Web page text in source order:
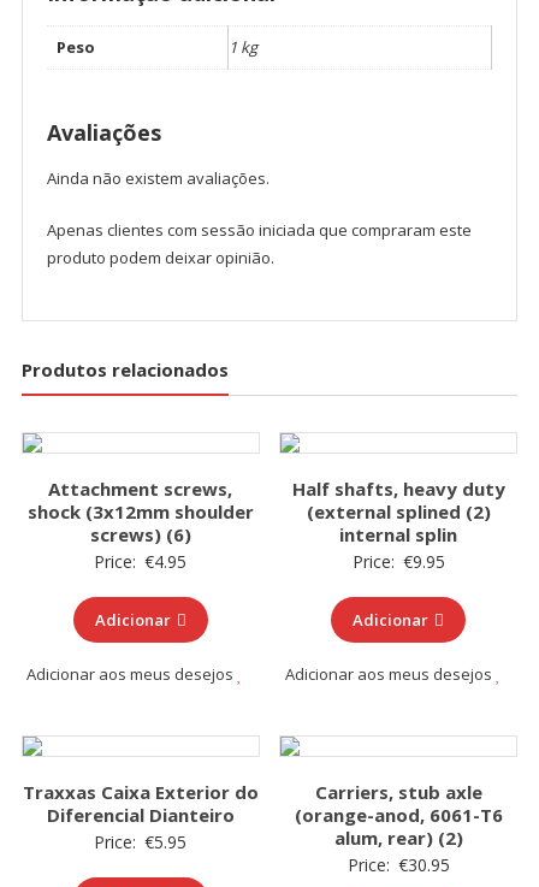
Peso 1 kg
Avaliações
Ainda não existem avaliações.
Apenas clientes com sessão iniciada que compraram este
produto podem deixar opinião.
Produtos relacionados
Attachment screws,
shock (3x12mm shoulder
screws) (6)
Price: €4.95
Adicionar
Adicionar aos meus desejos
Half shafts, heavy duty
(external splined (2)
internal splin
Price: €9.95
Adicionar
Adicionar aos meus desejos
Traxxas Caixa Exterior do
Diferencial Dianteiro
Price: €5.95
Carriers, stub axle
(orange-anod, 6061-T6
alum, rear) (2)
Price: €30.95